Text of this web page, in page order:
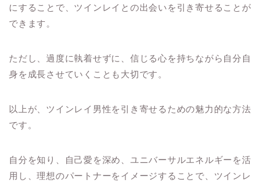
にすることで、ツインレイとの出会いを引き寄せることが
できます。
ただし、過度に執着せずに、信じる心を持ちながら自分自
身を成長させていくことも大切です。
以上が、ツインレイ男性を引き寄せるための魅力的な方法
です。
自分を知り、自己愛を深め、ユニバーサルエネルギーを活
用し、理想のパートナーをイメージすることで、ツインレ